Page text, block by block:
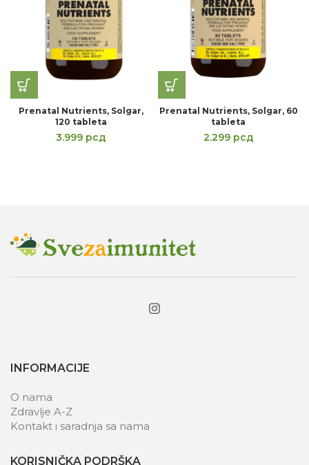
Prenatal Nutrients, Solgar,
120 tableta
3.999 рсд
Prenatal Nutrients, Solgar, 60
tableta
2.299 рсд
INFORMACIJE
O nama
Zdravlje A-Z
Kontakt i saradnja sa nama
KORISNIČKA PODRŠKA